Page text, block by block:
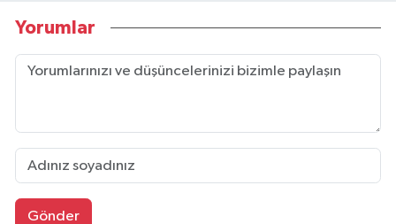
Yorumlar
Gönder